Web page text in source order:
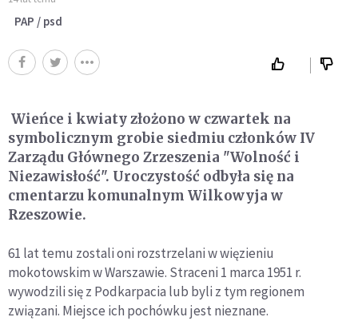
PAP / psd
Wieńce i kwiaty złożono w czwartek na
symbolicznym grobie siedmiu członków IV
Zarządu Głównego Zrzeszenia "Wolność i
Niezawisłość". Uroczystość odbyła się na
cmentarzu komunalnym Wilkowyja w
Rzeszowie.
61 lat temu zostali oni rozstrzelani w więzieniu
mokotowskim w Warszawie. Straceni 1 marca 1951 r.
wywodzili się z Podkarpacia lub byli z tym regionem
związani. Miejsce ich pochówku jest nieznane.